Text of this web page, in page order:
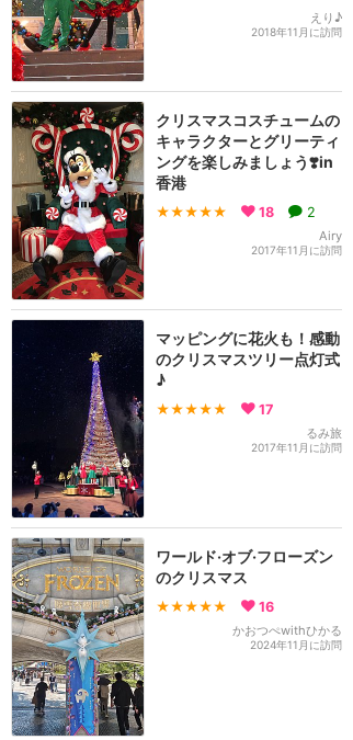
えり♪
2018年11月に訪問
クリスマスコスチュームの
キャラクターとグリーティ
ングを楽しみましょう❣️in
香港
★★★★★ 18 2
Airy
2017年11月に訪問
マッピングに花火も！感動
のクリスマスツリー点灯式
♪
★★★★★ 17
るみ旅
2017年11月に訪問
ワールド·オブ·フローズン
のクリスマス
★★★★★ 16
かおつぺwithひかる
2024年11月に訪問